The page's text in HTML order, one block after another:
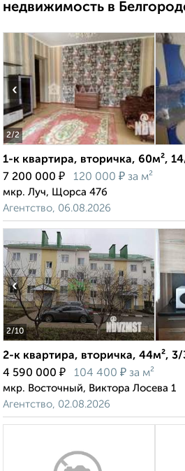
недвижимость в
2/2
‹
1-к квартира, вторичка, 60м²,
7 200 000 ₽ 120 000 ₽ за м²
мкр. Луч, Щорса 47б
Агентство, 06.08.2026
2/10
‹
2-к квартира, вторичка, 44м²,
4 590 000 ₽ 104 400 ₽ за м²
мкр. Восточный, Виктора Лосева 1
Агентство, 02.08.2026